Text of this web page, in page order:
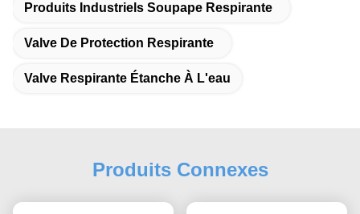
Produits Industriels Soupape Respirante
Valve De Protection Respirante
Valve Respirante Étanche À L'eau
Produits Connexes